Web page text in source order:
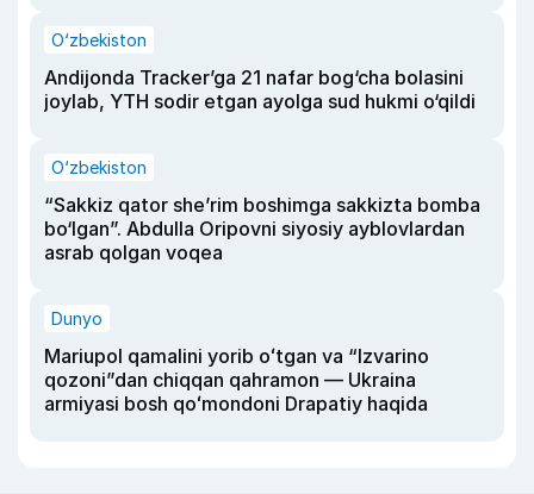
O‘zbekiston
Andijonda Tracker’ga 21 nafar bog‘cha bolasini
joylab, YTH sodir etgan ayolga sud hukmi o‘qildi
O‘zbekiston
“Sakkiz qator she’rim boshimga sakkizta bomba
bo‘lgan”. Abdulla Oripovni siyosiy ayblovlardan
asrab qolgan voqea
Dunyo
Mariupol qamalini yorib oʻtgan va “Izvarino
qozoni”dan chiqqan qahramon — Ukraina
armiyasi bosh qoʻmondoni Drapatiy haqida